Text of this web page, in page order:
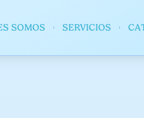
SOMOS SERVICIOS